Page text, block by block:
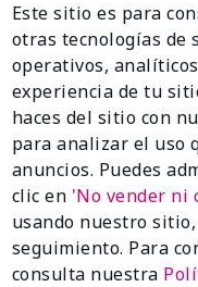
Brush
it would be. Perfect!
Este sitio es para
otras tecnologías de
operativos,
experiencia de tu
haces del sitio con
para analizar el uso
anuncios. Puedes
clic en 'No vender ni
usando nuestro
seguimiento. Para
consulta nuestra